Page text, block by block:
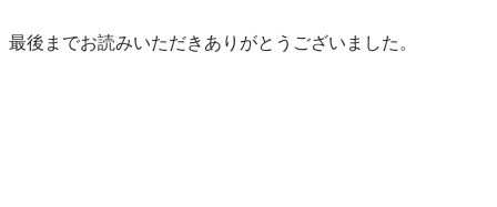
最後までお読みいただきありがとうございました。